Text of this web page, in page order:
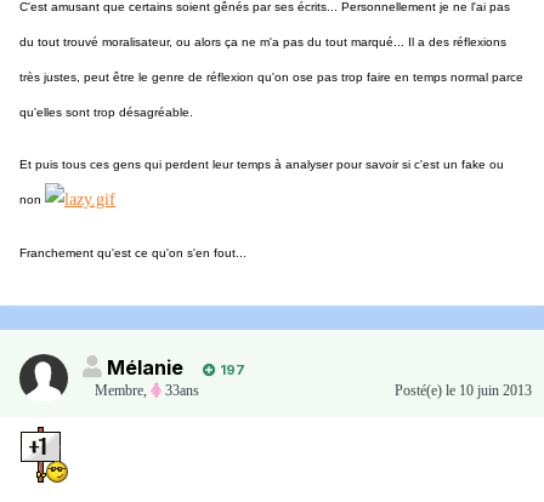
C'est amusant que certains soient gênés par ses écrits... Personnellement je ne l'ai pas
du tout trouvé moralisateur, ou alors ça ne m'a pas du tout marqué... Il a des réflexions
très justes, peut être le genre de réflexion qu'on ose pas trop faire en temps normal parce
qu'elles sont trop désagréable.
Et puis tous ces gens qui perdent leur temps à analyser pour savoir si c'est un fake ou
non
Franchement qu'est ce qu'on s'en fout...
Mélanie
197
Membre, 33ans Posté(e) le 10 juin 2013